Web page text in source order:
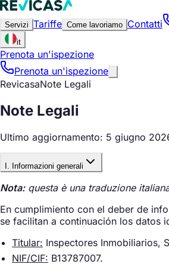
Servizi Tariffe Come lavoriamo Contatti
it
Prenota un'ispezione
Prenota un'ispezione
RevicasaNote Legali
Note Legali
Ultimo aggiornamento: 5 giugno
I. Informazioni generali
Nota:questa è una traduzione
En cumplimiento con el deber de
se facilitan a continuación los datos
Titular: Inspectores Inmobiliarios,
NIF/CIF: B13787007.